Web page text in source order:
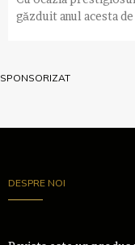
găzduit anul acesta
SPONSORIZAT
DESPRE NOI